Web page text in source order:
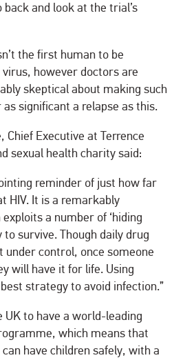
back and look at the trial’s
the first human to be
virus, however doctors are
skeptical about making such
significant a relapse as this.
Chief Executive at Terrence
sexual health charity said:
reminder of just how far
HIV. It is a remarkably
a number of ‘hiding
to survive. Though daily drug
control, once someone
will have it for life. Using
strategy to avoid infection.”
UK to have a world-leading
which means that
have children safely, with a